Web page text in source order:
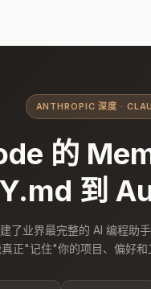
ANTHROPIC 深度 ·
的
到
了业界最完整的 AI 编程助
正"记住"你的项目、偏好和